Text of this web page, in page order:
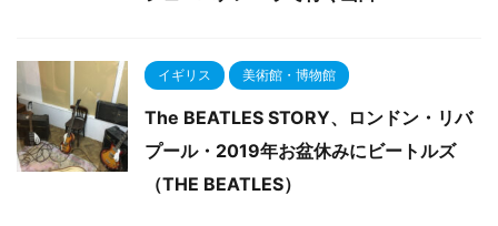
イギリス 美術館・博物館
The BEATLES STORY、ロンドン・リバ
プール・2019年お盆休みにビートルズ
（THE BEATLES）